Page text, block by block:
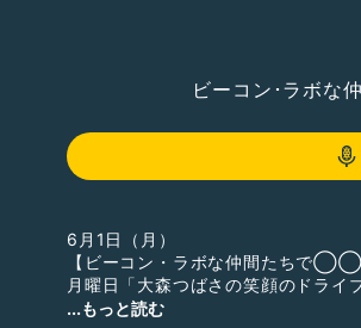
ビーコン･ラボな
6月1日（月）
【ビーコン・ラボな仲間たちで◯◯
月曜日「大森つばさの笑顔のドライ
...もっと読む